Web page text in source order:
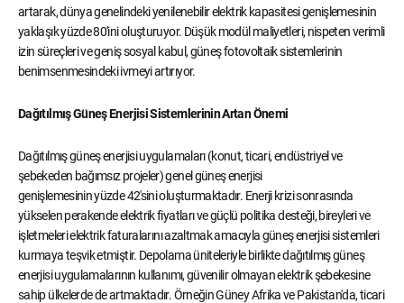
artarak, dünya genelindeki yenilenebilir elektrik kapasitesi genişlemesinin
yaklaşık yüzde 80'ini oluşturuyor. Düşük modül maliyetleri, nispeten verimli
izin süreçleri ve geniş sosyal kabul, güneş fotovoltaik sistemlerinin
benimsenmesindeki ivmeyi artırıyor.
Dağıtılmış Güneş Enerjisi Sistemlerinin Artan Önemi
Dağıtılmış güneş enerjisi uygulamaları (konut, ticari, endüstriyel ve
şebekeden bağımsız projeler) genel güneş enerjisi
genişlemesinin yüzde 42'sini oluşturmaktadır. Enerji krizi sonrasında
yükselen perakende elektrik fiyatları ve güçlü politika desteği, bireyleri ve
işletmeleri elektrik faturalarını azaltmak amacıyla güneş enerjisi sistemleri
kurmaya teşvik etmiştir. Depolama üniteleriyle birlikte dağıtılmış güneş
enerjisi uygulamalarının kullanımı, güvenilir olmayan elektrik şebekesine
sahip ülkelerde de artmaktadır. Örneğin Güney Afrika ve Pakistan'da, ticari